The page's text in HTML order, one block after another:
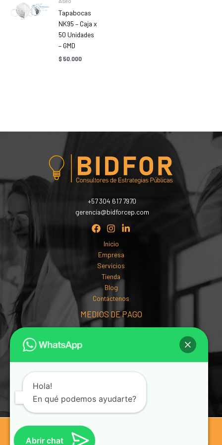
Tapabocas
NK95 – Caja x
50 Unidades
– GMD
$50.000
+57 304 617 7970
gerencia@bidforcep.com
Inicio
Empresa
Servicios
Tienda
Blog
Contáctenos
MEDIOS DE PAGO
© 2026 Bidfor SAS | Bidfor. Todos los derechos reservados.
Hola!
En qué podemos ayudarte?
Abrir chat